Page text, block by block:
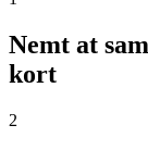
Nemt at
kort
2